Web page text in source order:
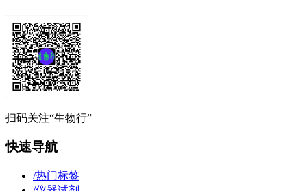
扫码关注“生物行”
快速导航
/热门标签